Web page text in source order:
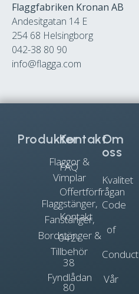
Flaggfabriken Kronan AB
Andesitgatan 14 E
254 68 Helsingborg
042-38 80 90
info@flagga.com
Kontakt
FAQ
Offertförfrågan
Kontakt
042-
38
80
Om
oss
Kvalitet
Code
of
Conduct
Vår
Produkter
Flaggor &
Vimplar
Flaggstänger,
Fanstänger,
Bordstänger &
Tillbehör
Fyndlådan